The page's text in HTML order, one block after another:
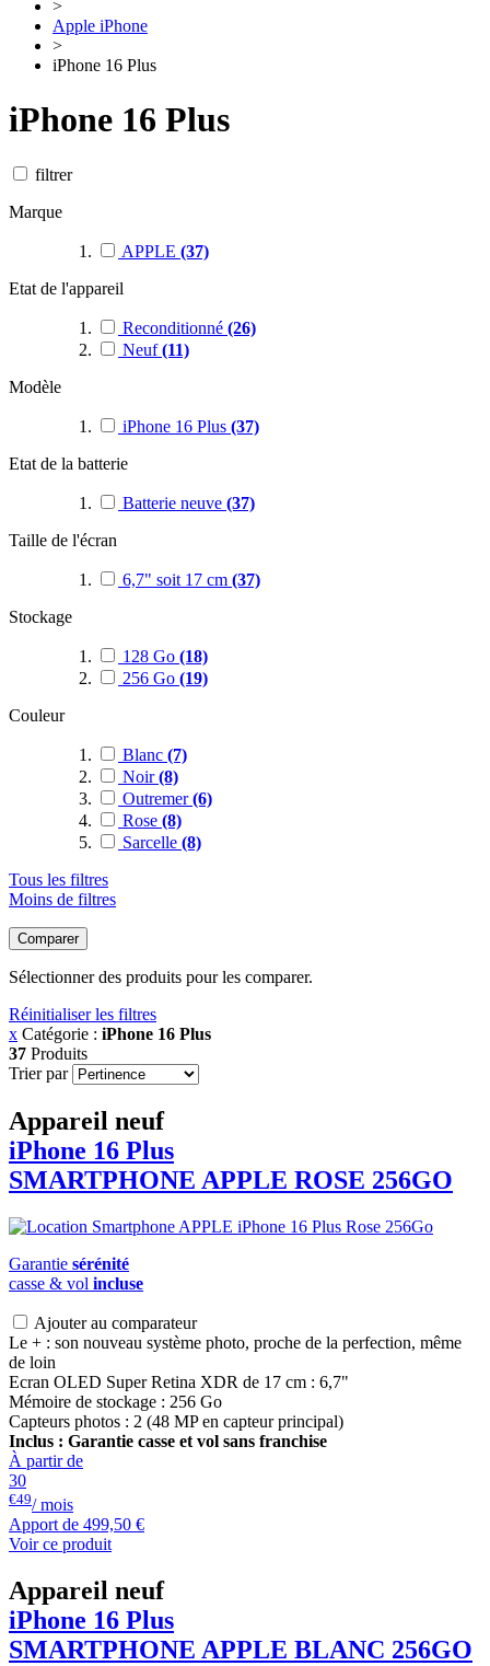
>
Apple iPhone
>
iPhone 16 Plus
iPhone 16 Plus
filtrer
Marque
APPLE (37)
Etat de l'appareil
Reconditionné (26)
Neuf(11)
Modèle
iPhone 16 Plus (37)
Etat de la batterie
Batterie neuve (37)
Taille de l'écran
6,7" soit 17 cm (37)
Stockage
128 Go (18)
256 Go (19)
Couleur
Blanc (7)
Noir(8)
Outremer(6)
Rose (8)
Sarcelle (8)
Tous les filtres
Moins de filtres
Comparer
Sélectionner des produits pour les comparer.
Réinitialiser les filtres
x Catégorie : iPhone 16 Plus
37 Produits
Trier par
Appareil neuf
iPhone 16 Plus
SMARTPHONE APPLE ROSE 256GO
Garantie sérénité
casse & vol incluse
Ajouter au comparateur
Le + : son nouveau système photo, proche de la perfection, même
de loin
Ecran OLED Super Retina XDR de 17 cm : 6,7"
Mémoire de stockage : 256 Go
Capteurs photos : 2 (48 MP en capteur principal)
Inclus : Garantie casse et vol sans franchise
À partir de
30
€49/ mois
Apport de 499,50 €
Voir ce produit
Appareil neuf
iPhone 16 Plus
SMARTPHONE APPLE BLANC 256GO